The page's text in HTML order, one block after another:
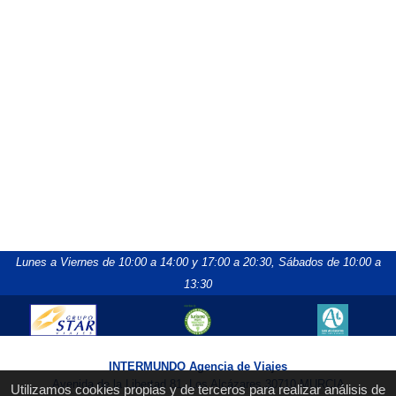
Utilizamos cookies propias y de terceros para realizar análisis de
Lunes a Viernes de 10:00 a 14:00 y 17:00 a 20:30, Sábados de 10:00 a
13:30
INTERMUNDO Agencia de Viajes
Avenida de la Libertad 81, Los Alcázares 30710 MURCIA